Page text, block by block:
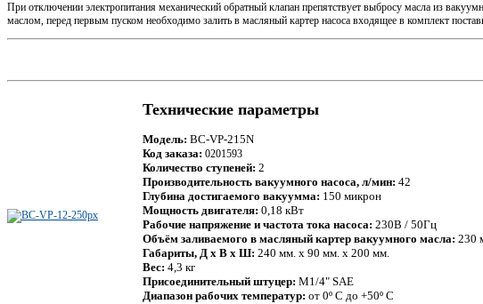
При отключении электропитания механический обратный клапан препятствует выбросу масла из
маслом, перед первым пуском необходимо залить в масляный картер насоса входящее в комплект
Технические параметры
Модель: BC-VP-215N
Код заказа: 0201593
Количество ступеней: 2
Производительность вакуумного насоса, л/мин: 42
Глубина достигаемого вакуумма: 150 микрон
Мощность двигателя: 0,18 кВт
Рабочие напряжение и частота тока насоса: 230В / 50Гц
Объём заливаемого в масляный картер вакуумного масла: 230
Габариты, Д х В х Ш: 240 мм. х 90 мм. х 200 мм.
Вес: 4,3 кг
Присоединительный штуцер: M1/4" SAE
Диапазон рабочих температур: от 0º С до +50º С